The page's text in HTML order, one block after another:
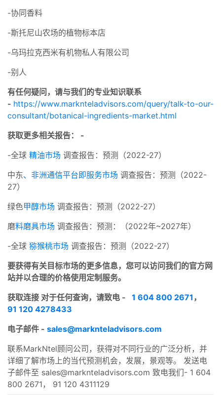
-协同香料
-斯托尼山农场的植物标本店
-乌玛拉克西米有机物私人有限公司
-别人
有任何疑问，请与我们的专业知识联系
- https://www.marknteladvisors.com/query/talk-to-our-
consultant/botanical-ingredients-market.html
获取更多相关报告： -
-全球 精油市场 调查报告：预测（2022-27）
中东、非洲通信平台即服务市场 调查报告：预测（2022-
27）
绿色甲醇市场 调查报告：预测（2022-27）
磨料磨具市场 调查报告：预测：（2022年~2027年）
-全球 猕猴桃市场 调查报告：预测（2022-27）
要获得有关目标市场的更多信息，您可以访问我们的官方网
站并以合理的价格使用定制服务。
获取连接 对于任何查询，请致电 -
1 604 800 2671 ，
91 120 4278433
电子邮件 - sales@marknteladvisors.com
联系MarkNtel顾问公司，获得对不同行业的广泛分析，并
详细了解市场上的当代预测机会，发展，景观等。 发送电
子邮件至 sales@marknteladvisors.com 致电我们- 1 604
800 2671， 91 120 4311129